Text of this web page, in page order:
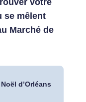
votre
se mêlent
Marché de
d’Orléans